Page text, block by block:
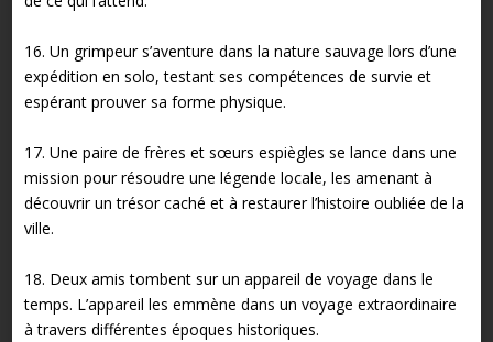
16. Un grimpeur s’aventure dans la nature sauvage lors d’une
expédition en solo, testant ses compétences de survie et
espérant prouver sa forme physique.
17. Une paire de frères et sœurs espiègles se lance dans une
mission pour résoudre une légende locale, les amenant à
découvrir un trésor caché et à restaurer l’histoire oubliée de la
ville.
18. Deux amis tombent sur un appareil de voyage dans le
temps. L’appareil les emmène dans un voyage extraordinaire
à travers différentes époques historiques.